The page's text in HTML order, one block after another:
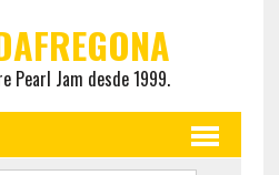
Pearl Jam desde 1999.